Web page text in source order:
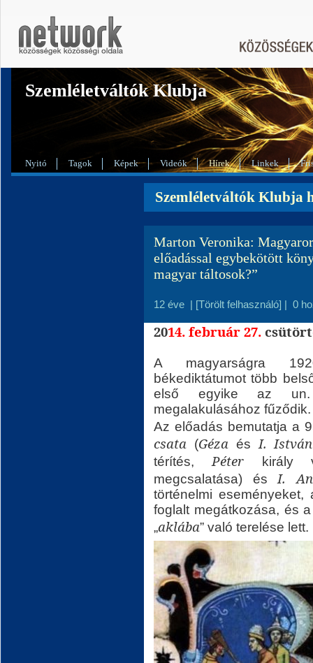
Szemléletváltók Klubja
Nyitó Tagok Képek Videók Hírek Linkek
Szemléletváltók Klubja
Marton Veronika:
előadással egybekötött
magyar táltosok?”
12 éve | [Törölt felhasználó] | 0
2014. február 27.
A magyarságra
békediktátumot több
első egyike az un.
megalakulásához fűződik.
Az előadás bemutatja a
csata (Géza és I. István
térítés, Péter
király
megcsalatása) és
I.
történelmi eseményeket,
foglalt megátkozása, és
„aklába” való terelése lett.